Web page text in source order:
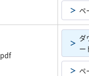
ペ
pdf
ダ
ー
ペ